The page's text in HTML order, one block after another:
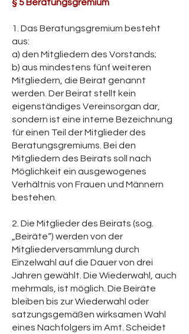
§ 5 Beratungsgremium
1. Das Beratungsgremium besteht
aus:
a) den Mitgliedern des Vorstands;
b) aus mindestens fünf weiteren
Mitgliedern, die Beirat genannt
werden. Der Beirat stellt kein
eigenständiges Vereinsorgan dar,
sondern ist eine interne Bezeichnung
für einen Teil der Mitglieder des
Beratungsgremiums. Bei den
Mitgliedern des Beirats soll nach
Möglichkeit ein ausgewogenes
Verhältnis von Frauen und Männern
bestehen.
2. Die Mitglieder des Beirats (sog.
„Beiräte“) werden von der
Mitgliederversammlung durch
Einzelwahl auf die Dauer von drei
Jahren gewählt. Die Wiederwahl, auch
mehrmals, ist möglich. Die Beiräte
bleiben bis zur Wiederwahl oder
satzungsgemäßen wirksamen Wahl
eines Nachfolgers im Amt. Scheidet